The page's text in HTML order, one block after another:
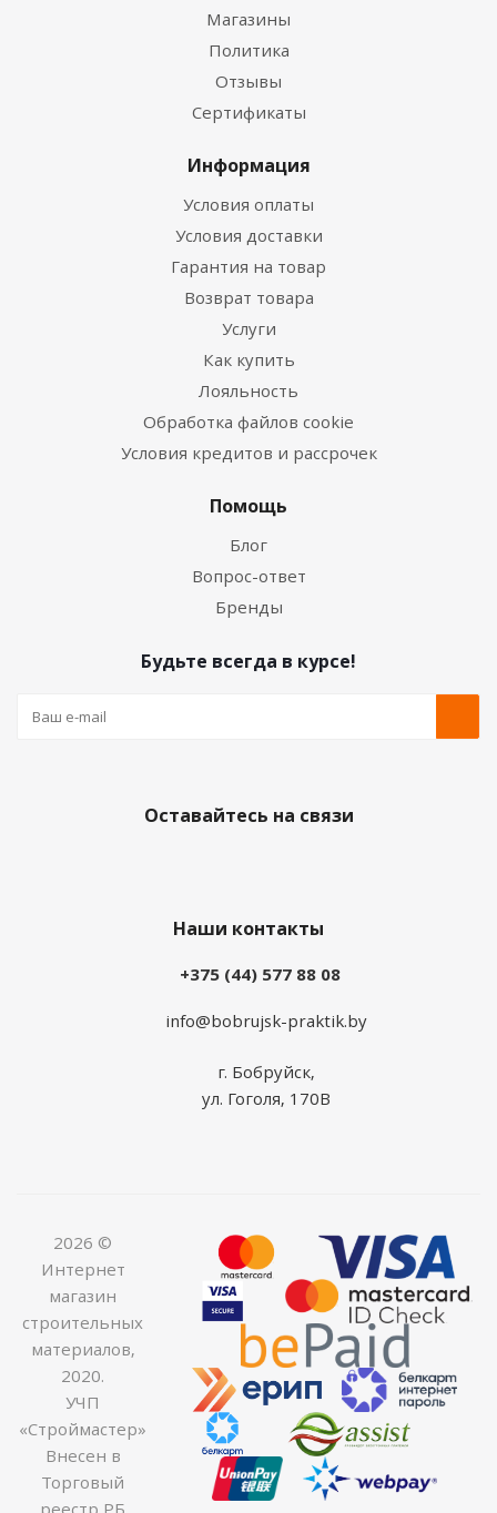
Магазины
Политика
Отзывы
Сертификаты
Информация
Условия оплаты
Условия доставки
Гарантия на товар
Возврат товара
Услуги
Как купить
Лояльность
Обработка файлов cookie
Условия кредитов и рассрочек
Помощь
Блог
Вопрос-ответ
Бренды
Будьте всегда в курсе!
Оставайтесь на связи
Наши контакты
+375 (44) 577 88 08
info@bobrujsk-praktik.by
г. Бобруйск,
ул. Гоголя, 170В
2026 ©
Интернет
магазин
строительных
материалов,
2020.
УЧП
«Строймастер»
Внесен в
Торговый
реестр РБ